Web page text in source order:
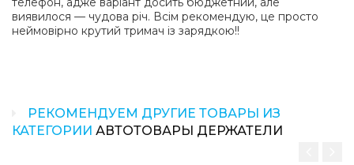
виявилося — чудова річ. Всім рекомендую, це просто
неймовірно крутий тримач із зарядкою!!
РЕКОМЕНДУЕМ ДРУГИЕ ТОВАРЫ ИЗ
КАТЕГОРИИ АВТОТОВАРЫ ДЕРЖАТЕЛИ